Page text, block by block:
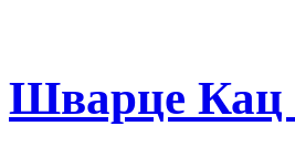
Шварце Кац